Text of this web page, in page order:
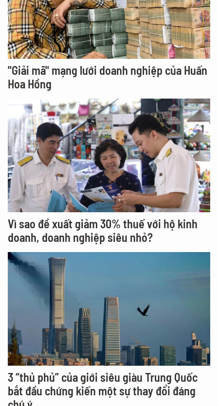
"Giải mã" mạng lưới doanh nghiệp của Huấn
Hoa Hồng
Vì sao đề xuất giảm 30% thuế với hộ kinh
doanh, doanh nghiệp siêu nhỏ?
3 “thủ phủ” của giới siêu giàu Trung Quốc
bắt đầu chứng kiến một sự thay đổi đáng